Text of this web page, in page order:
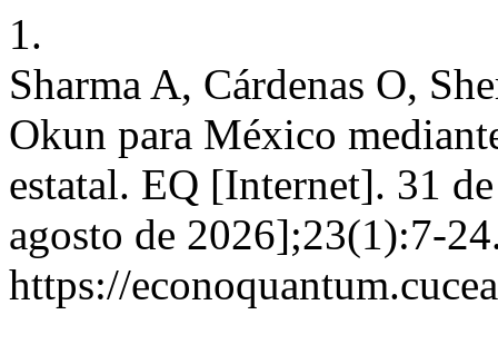
1.
Sharma A, Cárdenas O,
Okun para México
estatal. EQ [Internet]. 31
agosto de 2026];23(1):7-
https://